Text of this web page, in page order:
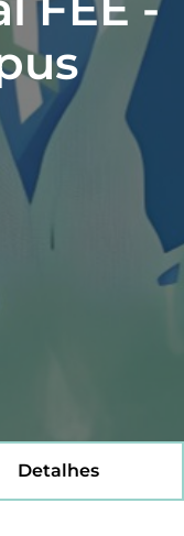
Detalhes